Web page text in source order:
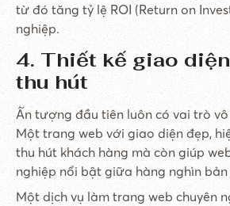
từ đó tăng tỷ lệ ROI (Return on
nghiệp.
4. Thiết kế giao
thu hút
Ấn tượng đầu tiên luôn có vai trò
Một trang web với giao diện đẹp,
thu hút khách hàng mà còn giúp
nghiệp nổi bật giữa hàng nghìn bản
Một dịch vụ làm trang web chuyên